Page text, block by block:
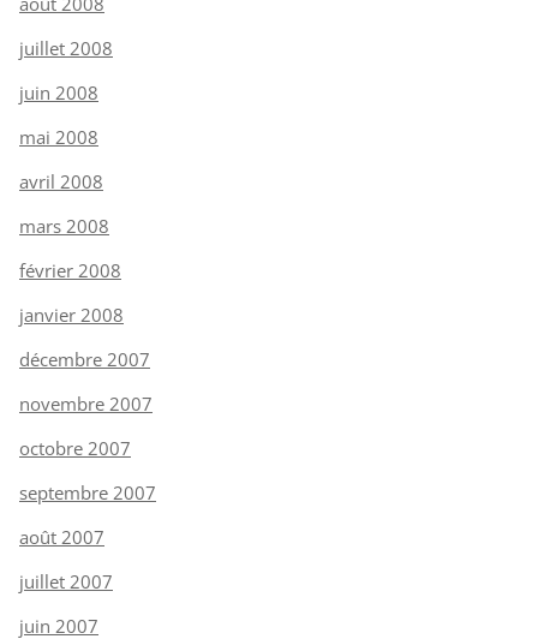
juillet 2008
juin 2008
mai 2008
avril 2008
mars 2008
février 2008
janvier 2008
décembre 2007
novembre 2007
octobre 2007
septembre 2007
août 2007
juillet 2007
juin 2007